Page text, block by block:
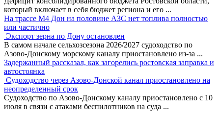
который включает в себя бюджет региона и его ...
На трассе М4 Дон на половине АЗС нет топлива полностью
или частично
Экспорт зерна по Дону остановлен
В самом начале сельхозсезона 2026/2027 судоходство по
Азово-Донскому морскому каналу приостановлено из-за ...
Задержанный рассказал, как загорелись ростовская заправка и
автостоянка
Судоходство через Азово-Донской канал приостановлено на
неопределенный срок
Судоходство по Азово-Донскому каналу приостановлено с 10
июля в связи с атаками беспилотников на суда ...